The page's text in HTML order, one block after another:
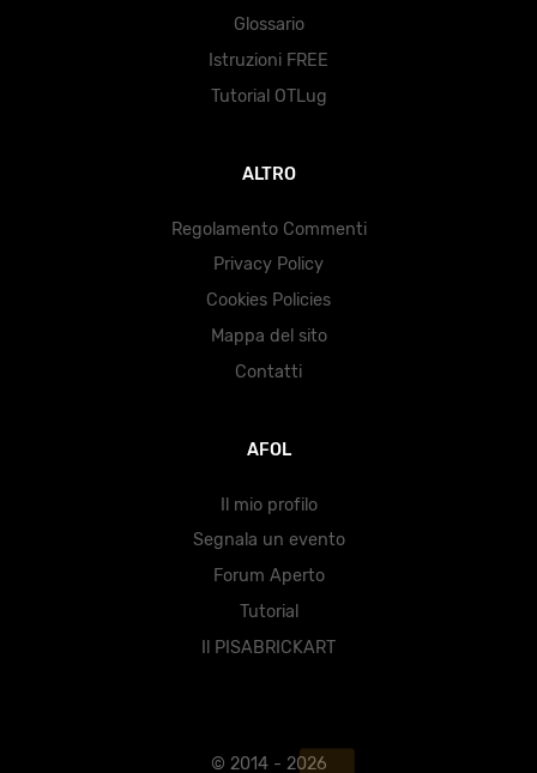
Glossario
Istruzioni FREE
Tutorial OTLug
ALTRO
Regolamento Commenti
Privacy Policy
Cookies Policies
Mappa del sito
Contatti
AFOL
Il mio profilo
Segnala un evento
Forum Aperto
Tutorial
Il PISABRICKART
© 2014 - 2026